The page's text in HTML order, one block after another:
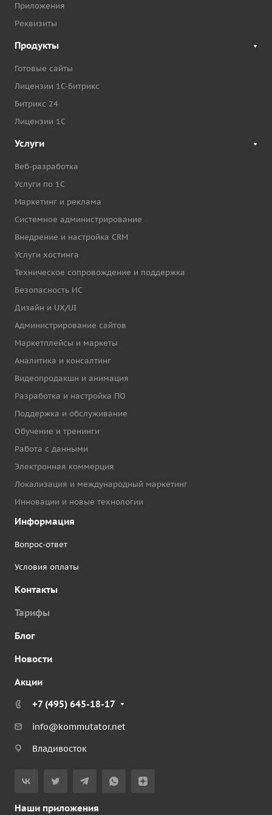
Приложения
Реквизиты
Продукты
Готовые сайты
Лицензии 1С-Битрикс
Битрикс 24
Лицензии 1С
Услуги
Веб-разработка
Услуги по 1С
Маркетинг и реклама
Системное администрирование
Внедрение и настройка CRM
Услуги хостинга
Техническое сопровождение и поддержка
Безопасность ИС
Дизайн и UX/UI
Администрирование сайтов
Маркетплейсы и маркеты
Аналитика и консалтинг
Видеопродакшн и анимация
Разработка и настройка ПО
Поддержка и обслуживание
Обучение и тренинги
Работа с данными
Электронная коммерция
Локализация и международный маркетинг
Инновации и новые технологии
Информация
Вопрос-ответ
Условия оплаты
Контакты
Тарифы
Блог
Новости
Акции
+7 (495) 645-18-17
info@kommutator.net
Владивосток
Наши приложения